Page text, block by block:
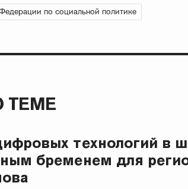
по социальной политике
ТЕМЕ
технологий в
бременем для